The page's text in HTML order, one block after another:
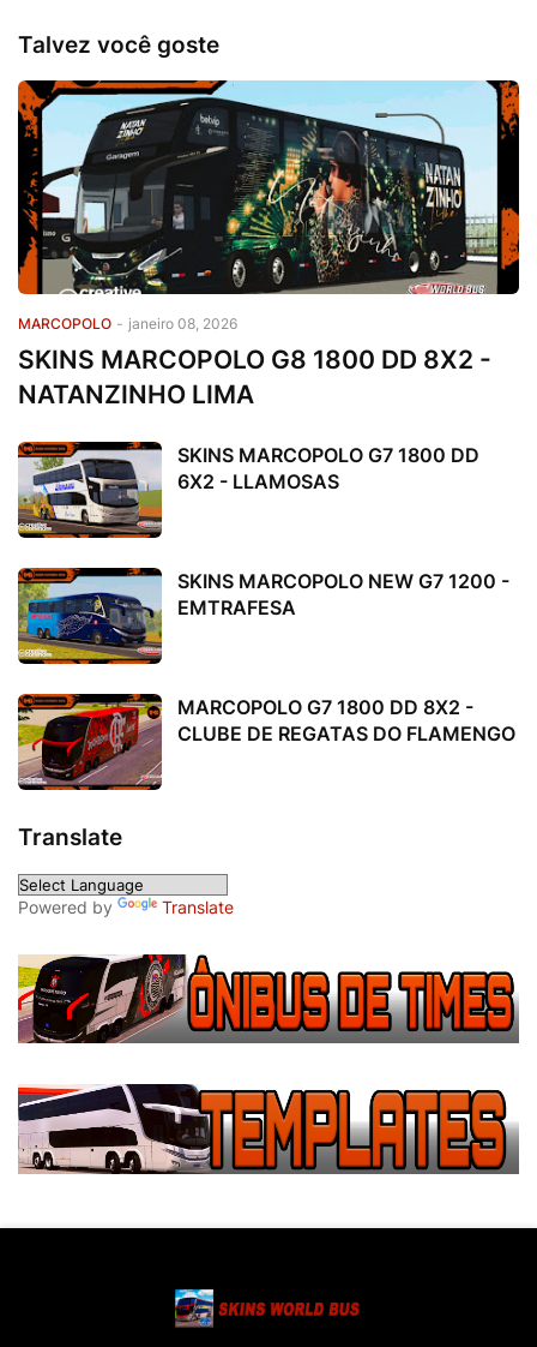
Talvez você goste
MARCOPOLO - janeiro 08, 2026
SKINS MARCOPOLO G8 1800 DD 8X2 -
NATANZINHO LIMA
SKINS MARCOPOLO G7 1800 DD
6X2 - LLAMOSAS
SKINS MARCOPOLO NEW G7 1200 -
EMTRAFESA
MARCOPOLO G7 1800 DD 8X2 -
CLUBE DE REGATAS DO FLAMENGO
Translate
Powered by Translate